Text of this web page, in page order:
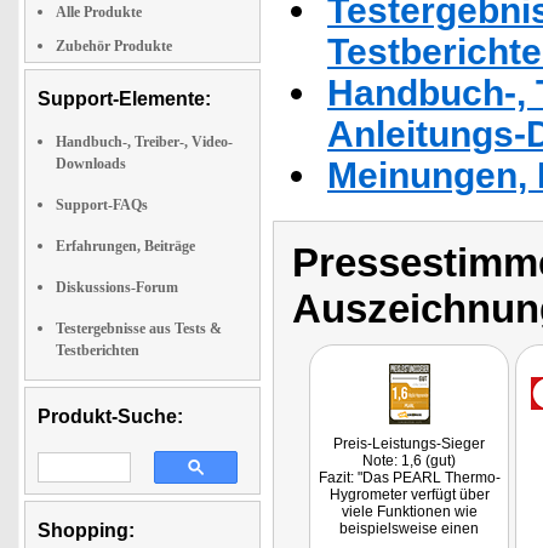
Alle Produkte
Zubehör Produkte
Support-Elemente:
Handbuch-, Treiber-, Video-
Downloads
Support-FAQs
Erfahrungen, Beiträge
Diskussions-Forum
Testergebnisse aus Tests &
Testberichten
Produkt-Suche:
Shopping:
Handbuch-,
Anleitungs-
Preis-Leistungs-Sieger
Note: 1,6 (gut)
Fazit: "Das PEARL Thermo-
Hygrometer verfügt über
viele Funktionen wie
beispielsweise einen